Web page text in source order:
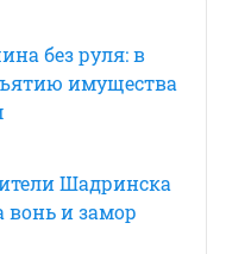
без руля: в
имущества
Шадринска
вонь и замор